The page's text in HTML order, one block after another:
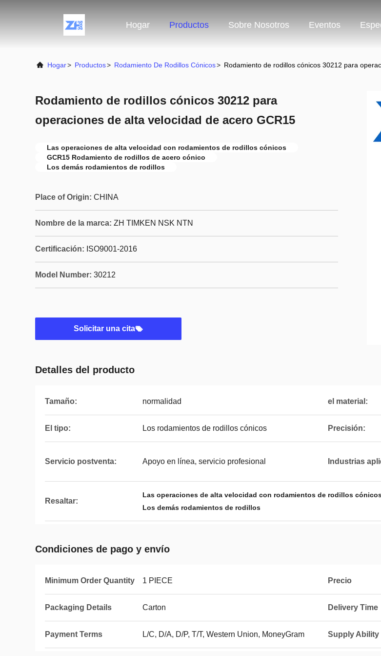
Hogar Productos Sobre Nosotros Eventos
Hogar> Productos> Rodamiento De Rodillos Cónicos> Rodamiento de rodillos cónicos 30212 para
Rodamiento de rodillos cónicos 30212 para
operaciones de alta velocidad de acero GCR15
Las operaciones de alta velocidad con rodamientos de rodillos cónicos
GCR15 Rodamiento de rodillos de acero cónico
Los demás rodamientos de rodillos
Place of Origin: CHINA
Nombre de la marca: ZH TIMKEN NSK NTN
Certificación: ISO9001-2016
Model Number: 30212
Solicitar una cita
Detalles del producto
Tamaño: normalidad el material:
El tipo: Los rodamientos de rodillos cónicos Precisión:
Servicio postventa: Apoyo en línea, servicio profesional Industrias
Resaltar:
Las operaciones de alta velocidad con rodamientos de rodillos
Los demás rodamientos de rodillos
Condiciones de pago y envío
Minimum Order Quantity 1 PIECE Precio
Packaging Details Carton Delivery Time
Payment Terms L/C, D/A, D/P, T/T, Western Union, MoneyGram Supply Ability